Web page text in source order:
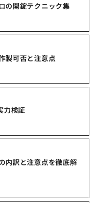
の開錠テクニック集
製可否と注意点
力検証
内訳と注意点を徹底解